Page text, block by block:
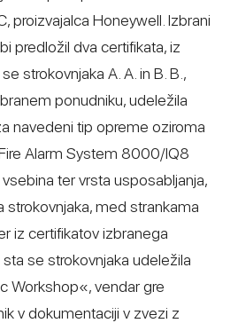
proizvajalca Honeywell. Izbrani
predložil dva certifikata, iz
strokovnjaka A. A. in B. B.,
ponudniku, udeležila
navedeni tip opreme oziroma
Alarm System 8000/IQ8
ter vrsta usposabljanja,
strokovnjaka, med strankama
iz certifikatov izbranega
se strokovnjaka udeležila
Workshop«, vendar gre
v dokumentaciji v zvezi z